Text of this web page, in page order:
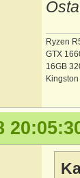
Ryzen
GTX
16GB